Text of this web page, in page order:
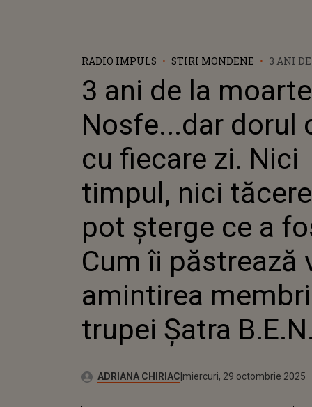
RADIO IMPULS STIRI MONDENE
3 ANI
CREȘTE
NICI
ÎI
TRUPEI
3 ani de la
Nosfe...dar dorul
cu fiecare zi. Nici
timpul, nici
pot șterge ce a
Cum îi păstrează
amintirea
trupei Șatra
Autor:ADRIANA CHIRIACPublicat:
miercuri, 29 octombrie 2025
Actualizat:
miercuri, 29 octombrie 2025